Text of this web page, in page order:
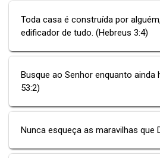
Toda casa é construída por
edificador de tudo. (Hebreus 3:4)
Busque ao Senhor enquanto ainda
53:2)
Nunca esqueça as maravilhas que